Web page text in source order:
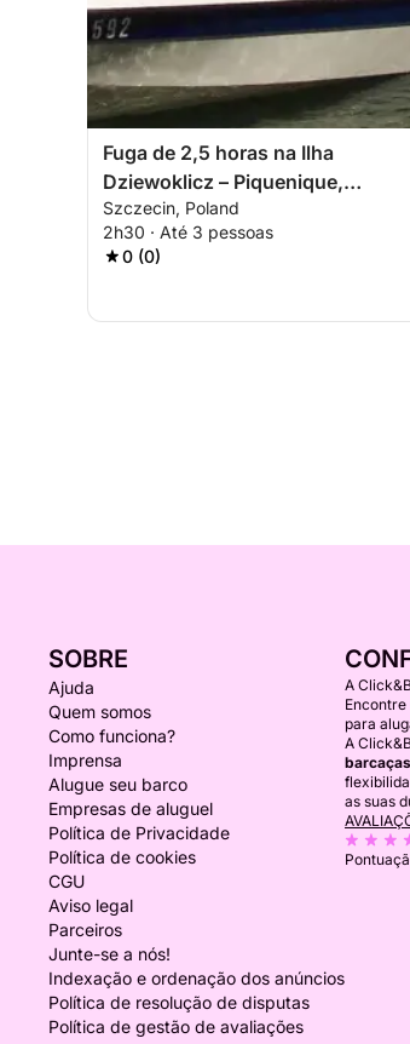
Fuga de 2,5 horas na Ilha
Dziewoklicz – Piquenique,
Natureza e Puro Relaxamento
Szczecin, Poland
2h30 · Até 3 pessoas
0 (0)
SOBRE
Ajuda
Quem somos
Como funciona?
Imprensa
Alugue seu barco
Empresas de aluguel
Política de Privacidade
Política de cookies
CGU
Aviso legal
Parceiros
Junte-se a nós!
Indexação e ordenação dos anúncios
Política de resolução de disputas
Política de gestão de avaliações
A
para
A
as suas